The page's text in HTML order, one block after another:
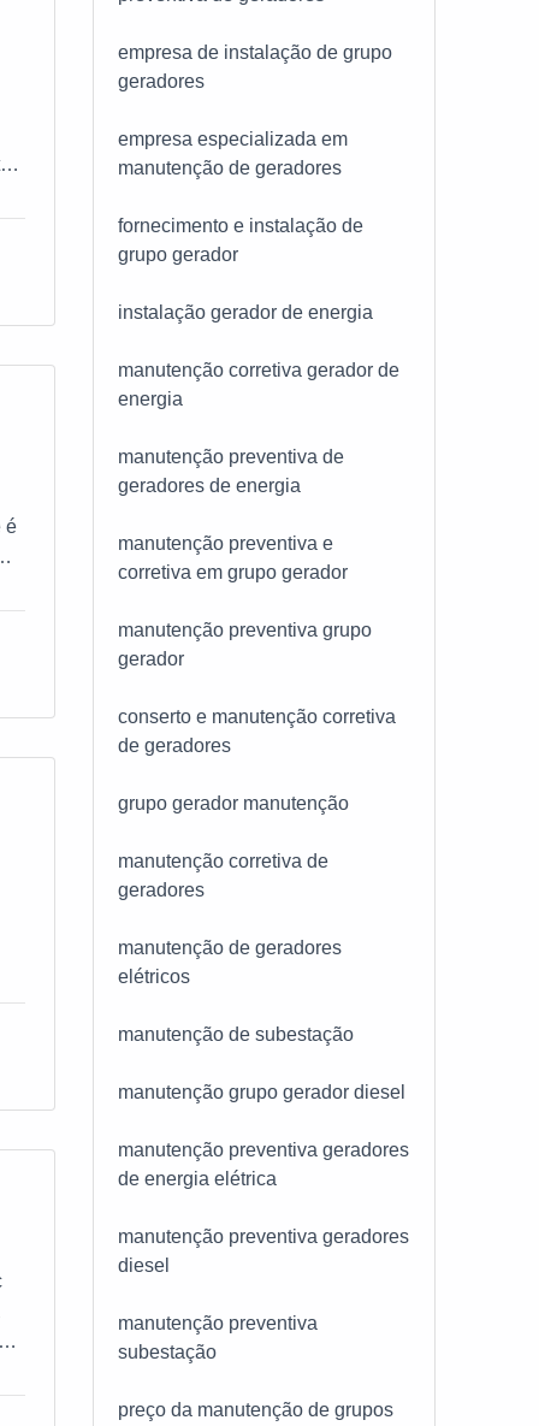
é
empresa de instalação de grupo
geradores
empresa especializada em
manutenção de geradores
fornecimento e instalação de
grupo gerador
instalação gerador de energia
manutenção corretiva gerador de
energia
manutenção preventiva de
geradores de energia
manutenção preventiva e
corretiva em grupo gerador
manutenção preventiva grupo
gerador
conserto e manutenção corretiva
de geradores
grupo gerador manutenção
manutenção corretiva de
geradores
manutenção de geradores
elétricos
manutenção de subestação
manutenção grupo gerador diesel
manutenção preventiva geradores
de energia elétrica
manutenção preventiva geradores
diesel
manutenção preventiva
subestação
preço da manutenção de grupos